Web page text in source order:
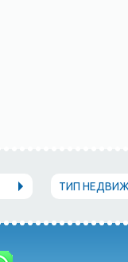
ТИП